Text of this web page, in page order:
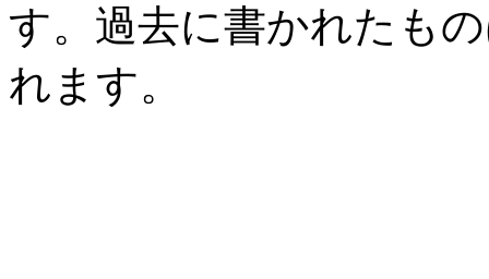
す。過去に書かれたも
れます。